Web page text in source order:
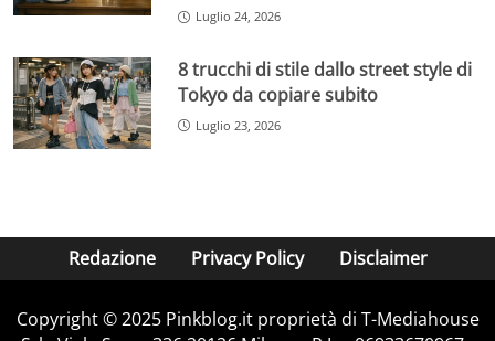
Luglio 24, 2026
8 trucchi di stile dallo street style di
Tokyo da copiare subito
Luglio 23, 2026
Redazione Privacy Policy Disclaimer
Copyright © 2025 Pinkblog.it proprietà di T-Mediahouse